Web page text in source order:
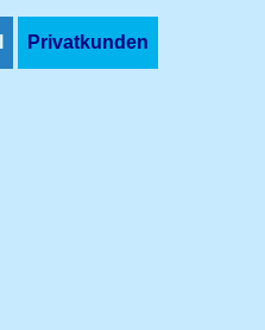
Privatkunden